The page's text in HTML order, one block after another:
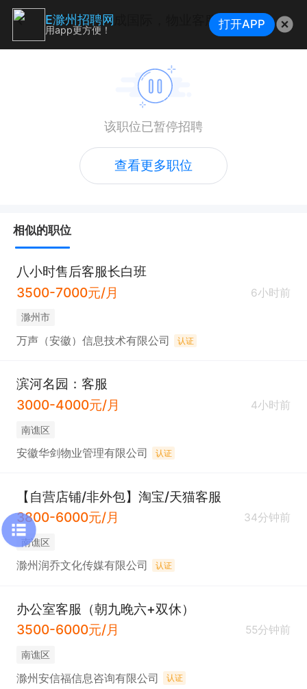
客服（大成国际，物业客服，五险一金）
该职位已暂停招聘
查看更多职位
相似的职位
八小时售后客服长白班
3500-7000元/月
6小时前
滁州市
万声（安徽）信息技术有限公司 认证
滨河名园：客服
3000-4000元/月
4小时前
南谯区
安徽华剑物业管理有限公司 认证
【自营店铺/非外包】淘宝/天猫客服
3800-6000元/月
34分钟前
南谯区
滁州润乔文化传媒有限公司 认证
办公室客服（朝九晚六+双休）
3500-6000元/月
55分钟前
南谯区
滁州安信福信息咨询有限公司 认证
E滁州招聘网
用app更方便！ 打开APP